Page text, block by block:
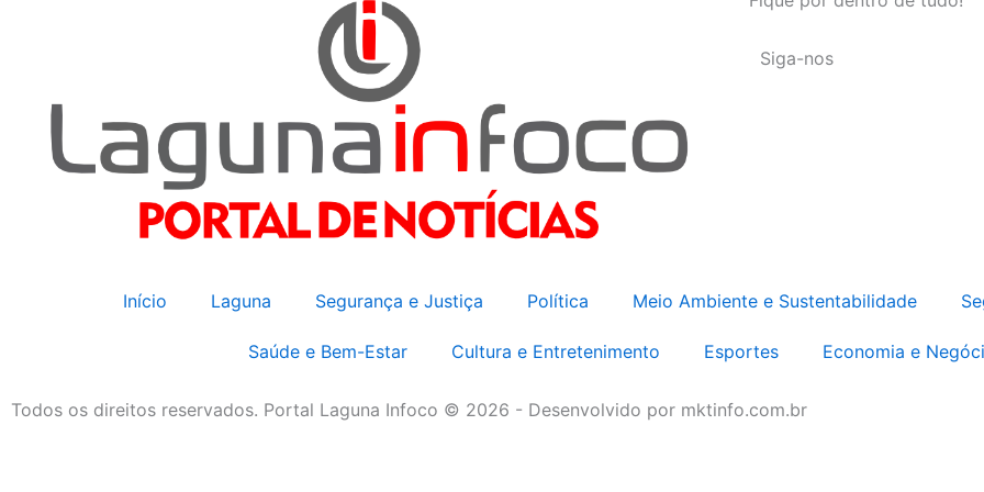
Siga-nos
Início Laguna Segurança e Justiça Política Meio Ambiente e Sustentabilidade
Saúde e Bem-Estar Cultura e Entretenimento Esportes Economia e
Todos os direitos reservados. Portal Laguna Infoco © 2026 - Desenvolvido por mktinfo.com.br